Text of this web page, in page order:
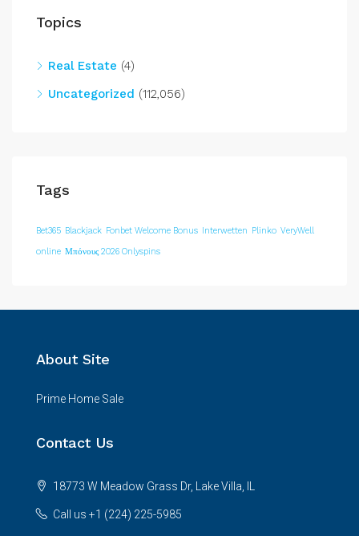
Topics
Real Estate (4)
Uncategorized (112,056)
Tags
Bet365 Blackjack Fonbet Welcome Bonus Interwetten Plinko VeryWell
online Μπόνους 2026 Onlyspins
About Site
Prime Home Sale
Contact Us
18773 W Meadow Grass Dr, Lake Villa, IL
Call us +1 (224) 225-5985